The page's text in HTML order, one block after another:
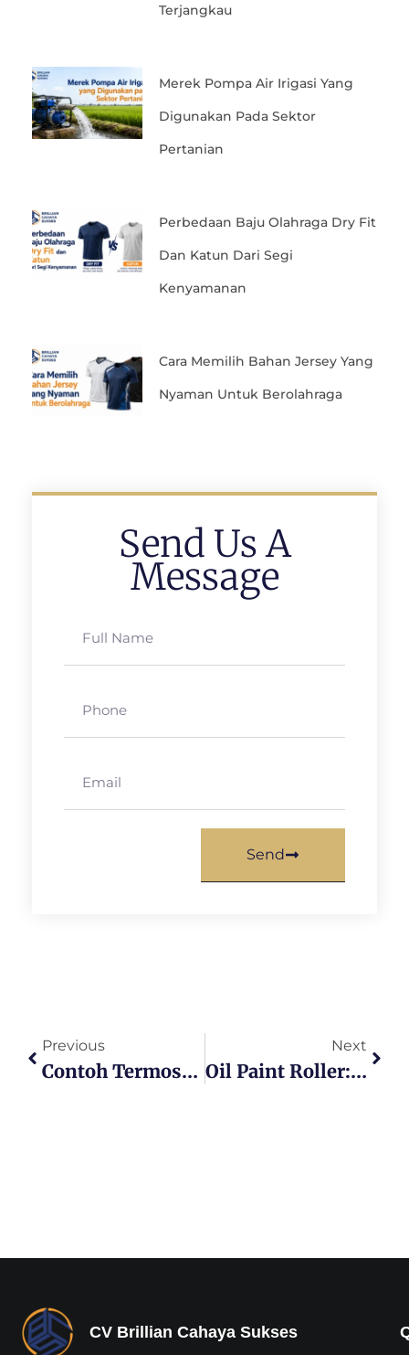
Terjangkau
Merek Pompa Air Irigasi Yang
Digunakan Pada Sektor
Pertanian
Perbedaan Baju Olahraga Dry Fit
Dan Katun Dari Segi
Kenyamanan
Cara Memilih Bahan Jersey Yang
Nyaman Untuk Berolahraga
Send Us A
Message
Send
Previous
Contoh Termoset: 10 Contoh Paling Ampuh Di Sekitar Anda!
Next
Oil Paint Roller: 5 Trik Jitu Untuk Hasil Pengecatan Sempurna!
CV Brillian Cahaya Sukses